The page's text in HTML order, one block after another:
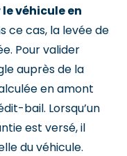
véhicule en
ce cas, la levée de
Pour valider
auprès de la
en amont
bail. Lorsqu’un
est versé, il
du véhicule.